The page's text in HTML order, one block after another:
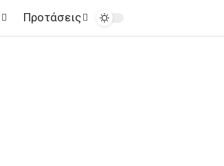
Προτάσεις